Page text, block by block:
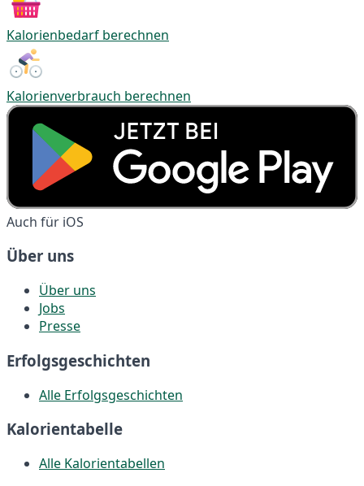
Kalorienbedarf berechnen
Kalorienverbrauch berechnen
Auch für iOS
Über uns
Über uns
Jobs
Presse
Erfolgsgeschichten
Alle Erfolgsgeschichten
Kalorientabelle
Alle Kalorientabellen